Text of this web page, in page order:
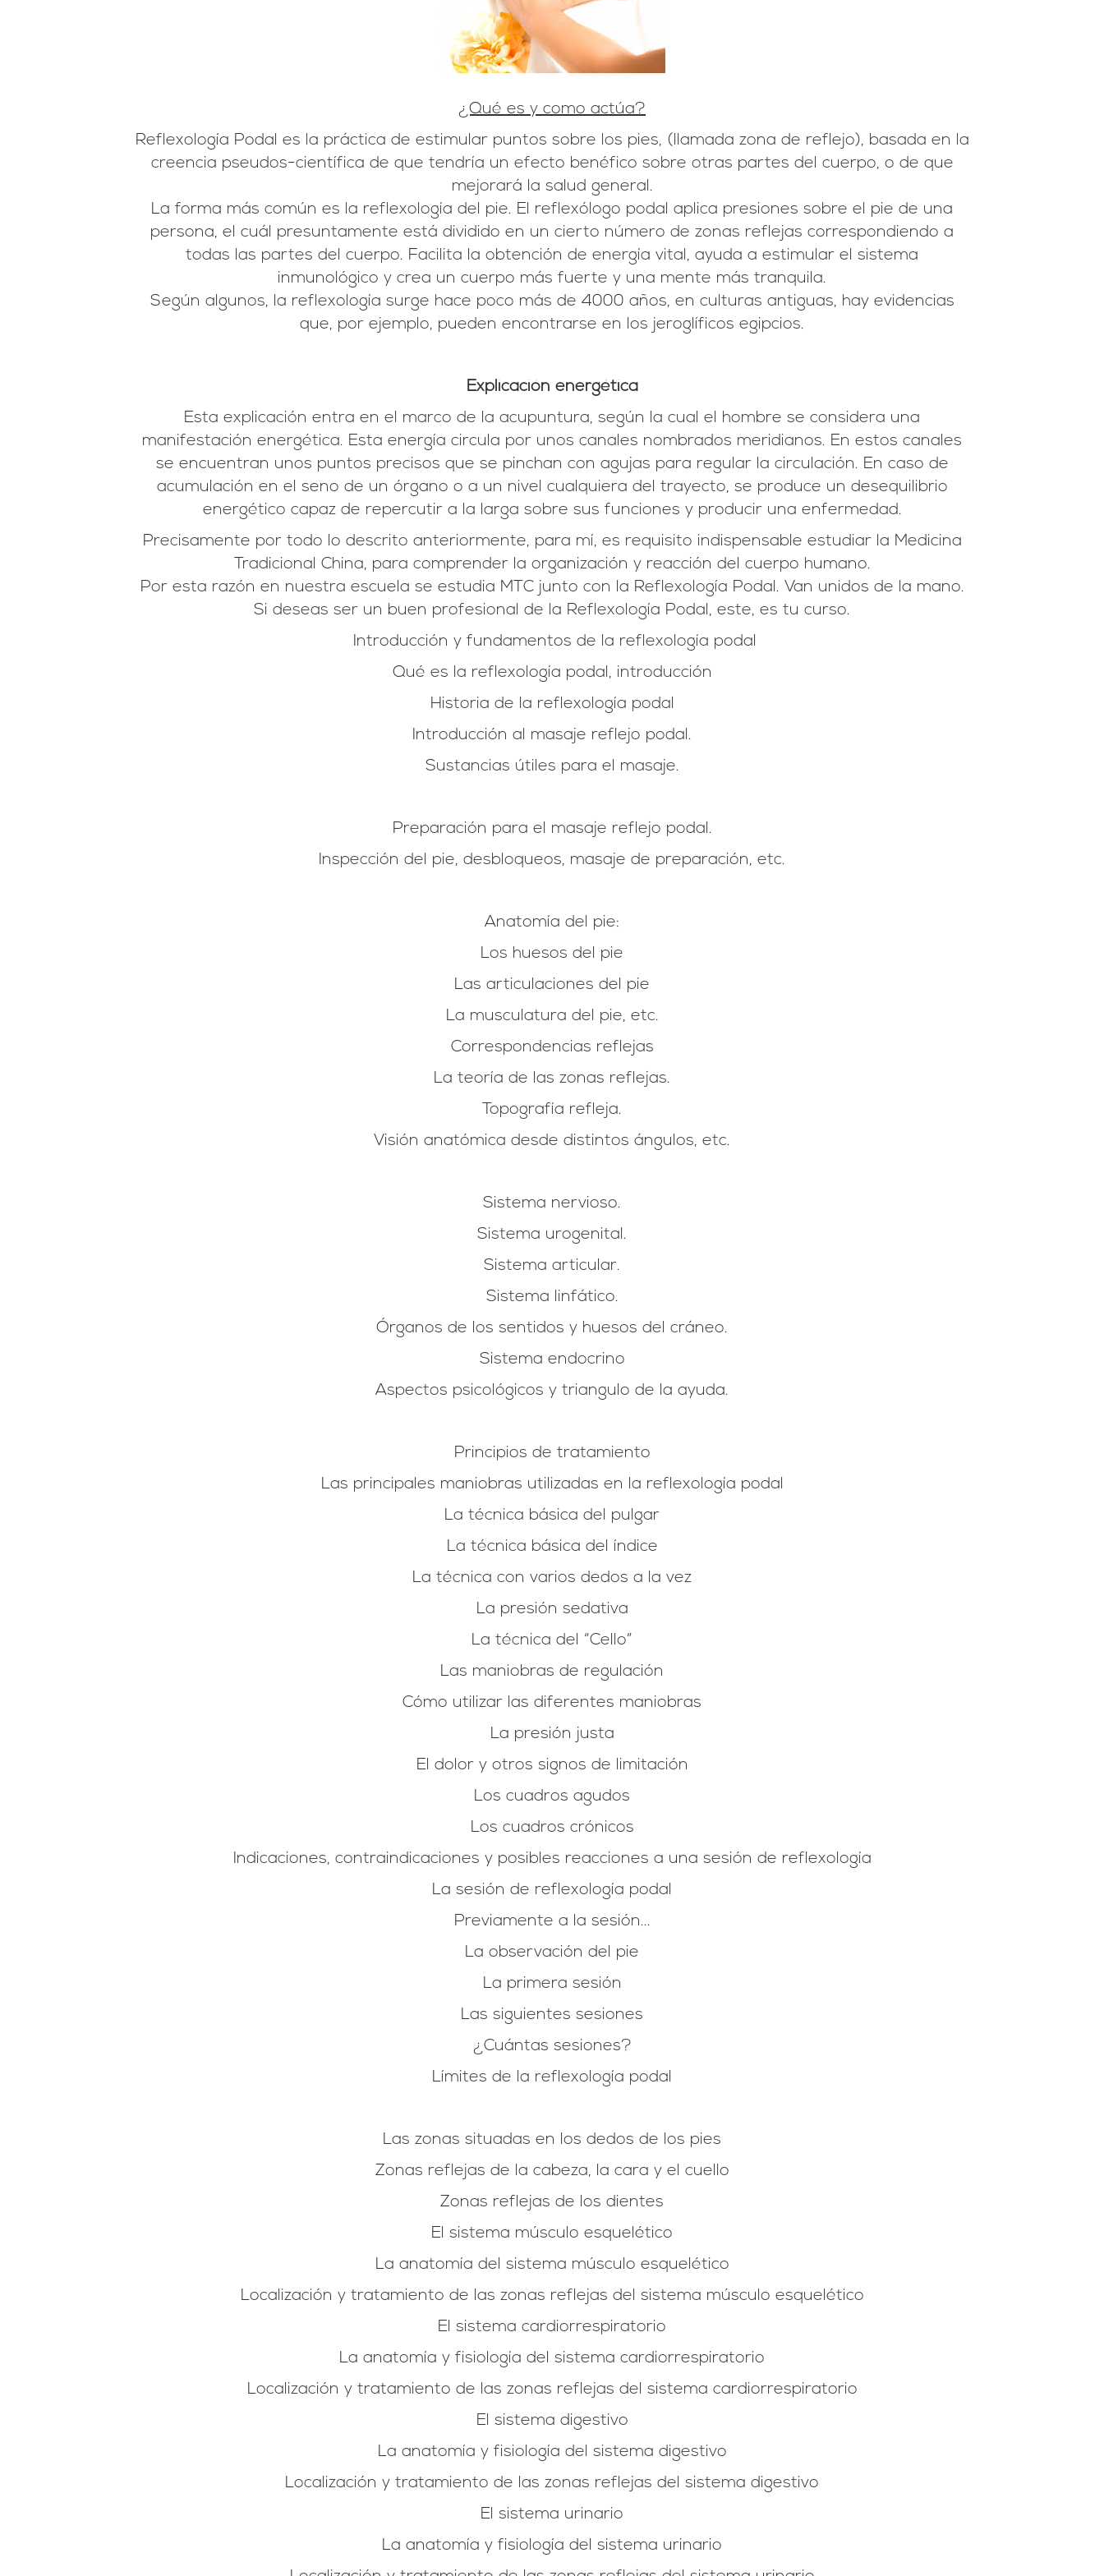
¿Qué es y como actúa?
Reflexología Podal es la práctica de estimular puntos sobre los pies, (llamada zona de reflejo), basada en la
creencia pseudos-científica de que tendría un efecto benéfico sobre otras partes del cuerpo, o de que
mejorará la salud general.
La forma más común es la reflexología del pie. El reflexólogo podal aplica presiones sobre el pie de una
persona, el cuál presuntamente está dividido en un cierto número de zonas reflejas correspondiendo a
todas las partes del cuerpo. Facilita la obtención de energía vital, ayuda a estimular el sistema
inmunológico y crea un cuerpo más fuerte y una mente más tranquila.
Según algunos, la reflexología surge hace poco más de 4000 años, en culturas antiguas, hay evidencias
que, por ejemplo, pueden encontrarse en los jeroglíficos egipcios.
Explicación energética
Esta explicación entra en el marco de la acupuntura, según la cual el hombre se considera una
manifestación energética. Esta energía circula por unos canales nombrados meridianos. En estos canales
se encuentran unos puntos precisos que se pinchan con agujas para regular la circulación. En caso de
acumulación en el seno de un órgano o a un nivel cualquiera del trayecto, se produce un desequilibrio
energético capaz de repercutir a la larga sobre sus funciones y producir una enfermedad.
Precisamente por todo lo descrito anteriormente, para mí, es requisito indispensable estudiar la Medicina
Tradicional China, para comprender la organización y reacción del cuerpo humano.
Por esta razón en nuestra escuela se estudia MTC junto con la Reflexología Podal. Van unidos de la mano.
Si deseas ser un buen profesional de la Reflexología Podal, este, es tu curso.
Introducción y fundamentos de la reflexología podal
Qué es la reflexología podal, introducción
Historia de la reflexología podal
Introducción al masaje reflejo podal.
Sustancias útiles para el masaje.
Preparación para el masaje reflejo podal.
Inspección del pie, desbloqueos, masaje de preparación, etc.
Anatomía del pie:
Los huesos del pie
Las articulaciones del pie
La musculatura del pie, etc.
Correspondencias reflejas
La teoría de las zonas reflejas.
Topografía refleja.
Visión anatómica desde distintos ángulos, etc.
Sistema nervioso.
Sistema urogenital.
Sistema articular.
Sistema linfático.
Órganos de los sentidos y huesos del cráneo.
Sistema endocrino
Aspectos psicológicos y triangulo de la ayuda.
Principios de tratamiento
Las principales maniobras utilizadas en la reflexología podal
La técnica básica del pulgar
La técnica básica del índice
La técnica con varios dedos a la vez
La presión sedativa
La técnica del “Cello”
Las maniobras de regulación
Cómo utilizar las diferentes maniobras
La presión justa
El dolor y otros signos de limitación
Los cuadros agudos
Los cuadros crónicos
Indicaciones, contraindicaciones y posibles reacciones a una sesión de reflexología
La sesión de reflexología podal
Previamente a la sesión...
La observación del pie
La primera sesión
Las siguientes sesiones
¿Cuántas sesiones?
Límites de la reflexología podal
Las zonas situadas en los dedos de los pies
Zonas reflejas de la cabeza, la cara y el cuello
Zonas reflejas de los dientes
El sistema músculo esquelético
La anatomía del sistema músculo esquelético
Localización y tratamiento de las zonas reflejas del sistema músculo esquelético
El sistema cardiorrespiratorio
La anatomía y fisiología del sistema cardiorrespiratorio
Localización y tratamiento de las zonas reflejas del sistema cardiorrespiratorio
El sistema digestivo
La anatomía y fisiología del sistema digestivo
Localización y tratamiento de las zonas reflejas del sistema digestivo
El sistema urinario
La anatomía y fisiología del sistema urinario